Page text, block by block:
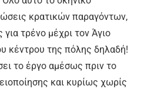
κρατικών παραγόντων,
τρένο μέχρι τον Άγιο
κέντρου της πόλης δηλαδή!
το έργο αμέσως πριν το
και κυρίως χωρίς